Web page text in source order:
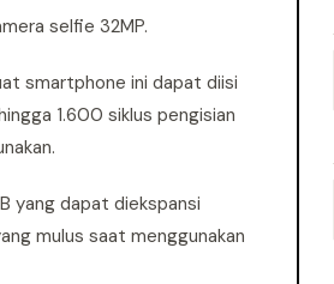
selfie 32MP.
smartphone ini dapat diisi
1.600 siklus pengisian
yang dapat diekspansi
mulus saat menggunakan